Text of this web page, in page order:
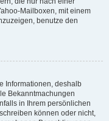
Mailboxen, mit einem
benutze den
Informationen, deshalb
Bekanntmachungen
in Ihrem persönlichen
können oder nicht,